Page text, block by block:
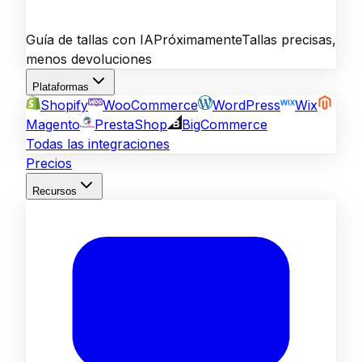
Guía de tallas con IAPróximamenteTallas precisas,
menos devoluciones
Plataformas
Shopify WooCommerce WordPress
Wix
Magento
PrestaShop
BigCommerce
Todas las integraciones
Precios
Recursos